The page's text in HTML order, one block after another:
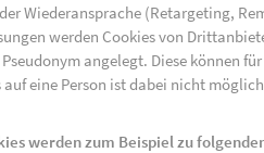
Wiederansprache (Retargeting,
werden Cookies von
angelegt. Diese können
auf eine Person ist dabei nicht
werden zum Beispiel zu